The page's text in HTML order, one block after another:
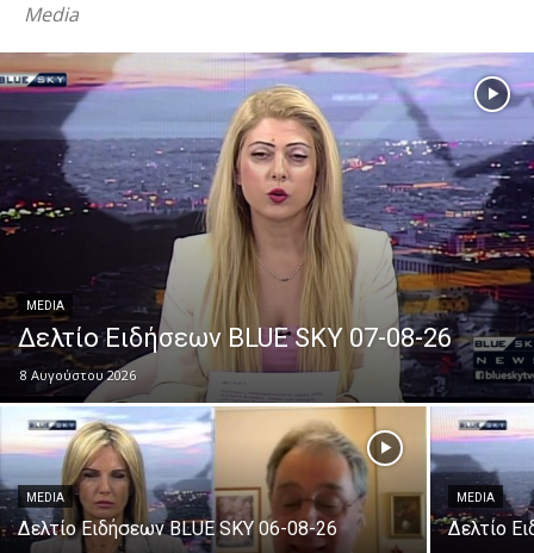
Media
MEDIA
Δελτίο Ειδήσεων BLUE SKY 07-08-26
8 Αυγούστου 2026
MEDIA
Δελτίο Ειδήσεων BLUE SKY 06-08-26
MEDIA
Δελτίο